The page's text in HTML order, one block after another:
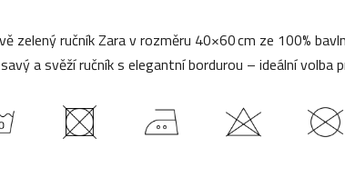
zelený ručník Zara v rozměru 40×60 cm ze 100%
a svěží ručník s elegantní bordurou – ideální volba